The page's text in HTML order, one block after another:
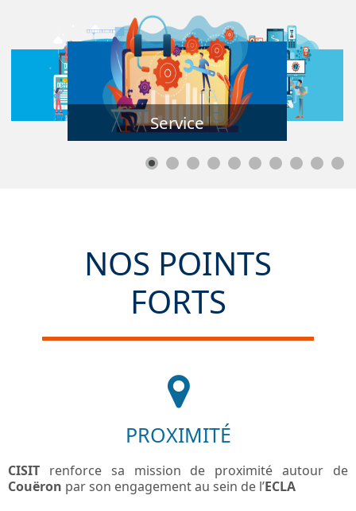
Service
NOS POINTS
FORTS
PROXIMITÉ
CISIT renforce sa mission de proximité autour de
Couëron par son engagement au sein de l’ECLA